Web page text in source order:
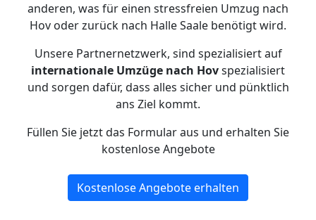
anderen, was für einen stressfreien Umzug nach
Hov oder zurück nach Halle Saale benötigt wird.
Unsere Partnernetzwerk, sind spezialisiert auf
internationale Umzüge nach Hovspezialisiert
und sorgen dafür, dass alles sicher und pünktlich
ans Ziel kommt.
Füllen Sie jetzt das Formular aus und erhalten Sie
kostenlose Angebote
Kostenlose Angebote erhalten